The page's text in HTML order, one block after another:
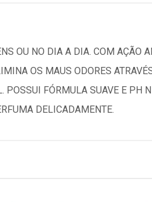
OU NO DIA A DIA. COM AÇÃO
OS MAUS ODORES
FÓRMULA SUAVE E PH
DELICADAMENTE.